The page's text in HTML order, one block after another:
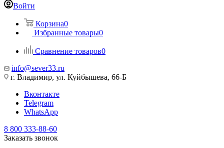
Войти
Корзина0
Избранные товары0
Сравнение товаров0
info@sever33.ru
г. Владимир, ул. Куйбышева, 66-Б
Вконтакте
Telegram
WhatsApp
8 800 333-88-60
Заказать звонок